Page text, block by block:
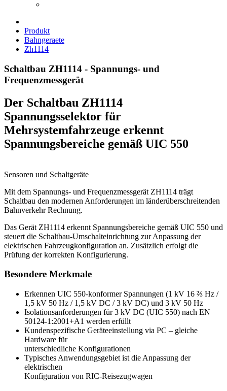
Produkt
Bahngeraete
Zh1114
Schaltbau ZH1114 - Spannungs- und
Frequenzmessgerät
Der Schaltbau ZH1114
Spannungsselektor für
Mehrsystemfahrzeuge erkennt
Spannungsbereiche gemäß UIC 550
Sensoren und Schaltgeräte
Mit dem Spannungs- und Frequenzmessgerät ZH1114 trägt
Schaltbau den modernen Anforderungen im länderüber­schreitenden
Bahnverkehr Rechnung.
Das Gerät ZH1114 erkennt Spannungsbereiche gemäß UIC 550 und
steuert die Schaltbau-Umschalteinrichtung zur Anpassung der
elektrischen Fahrzeugkonfiguration an. Zusätzlich erfolgt die
Prüfung der korrekten Konfigurierung.
Besondere Merkmale
Erkennen UIC 550-konformer Spannungen (1 kV 16 ⅔ Hz /
1,5 kV 50 Hz / 1,5 kV DC / 3 kV DC) und 3 kV 50 Hz
Isolationsanforderungen für 3 kV DC (UIC 550) nach EN
50124-1:2001+A1 werden erfüllt
Kundenspezifische Geräteeinstellung via PC – gleiche
Hardware für
unterschiedliche Konfigurationen
Typisches Anwendungsgebiet ist die Anpassung der
elektrischen
Konfiguration von RIC-Reisezugwagen